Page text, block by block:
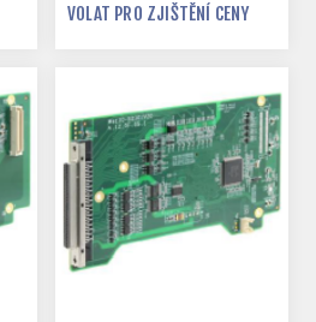
VOLAT PRO ZJIŠTĚNÍ CENY